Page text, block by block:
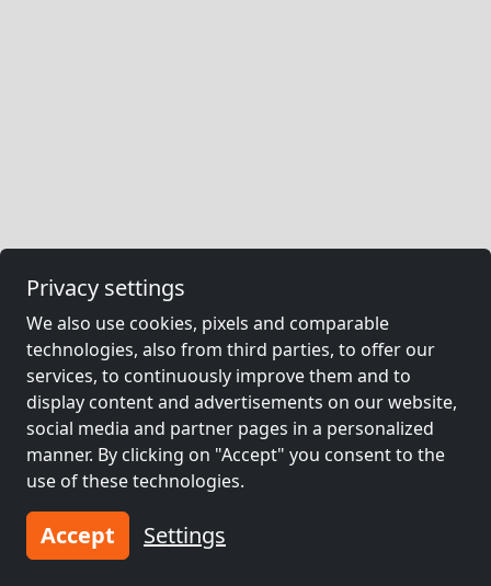
Privacy settings
We also use cookies, pixels and comparable
technologies, also from third parties, to offer our
services, to continuously improve them and to
display content and advertisements on our website,
social media and partner pages in a personalized
manner. By clicking on "Accept" you consent to the
use of these technologies.
Accept Settings